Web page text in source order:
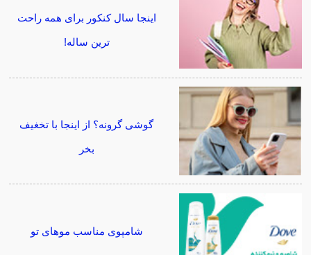
اینجا سال کنکور برای همه راحت
ترین ساله!
گوشی گرونه؟ از اینجا با تخغیف
بخر
شامپوی مناسب موهای تو